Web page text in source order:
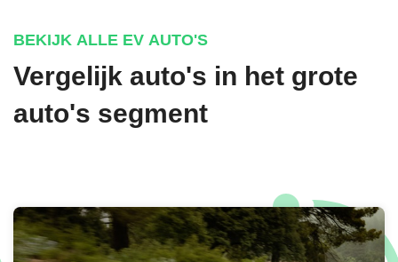
€ 1.976,-
GENTIAANBLAUW METALLIC
€ 1.976,-
NEPTUNUSBLAUW METALLIC
BEKIJK ALLE EV AUTO'S
Vergelijk auto's in het grote
auto's segment